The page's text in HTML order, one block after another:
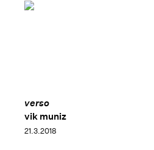
verso
vik muniz
21.3.2018